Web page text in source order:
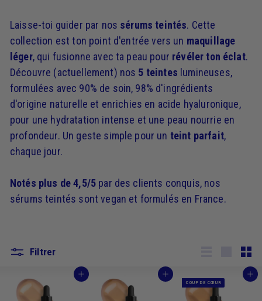
Laisse-toi guider par nos sérums teintés. Cette
collection est ton point d'entrée vers un maquillage
léger, qui fusionne avec ta peau pour révéler ton éclat.
Découvre (actuellement) nos 5 teintes lumineuses,
formulées avec 90% de soin, 98% d'ingrédients
d'origine naturelle et enrichies en acide hyaluronique,
pour une hydratation intense et une peau nourrie en
profondeur. Un geste simple pour un teint parfait,
chaque jour.
Notés plus de 4,5/5 par des clients conquis, nos
sérums teintés sont vegan et formulés en France.
Filtrer
J'achète J'achète J'achète
COUP DE CŒUR